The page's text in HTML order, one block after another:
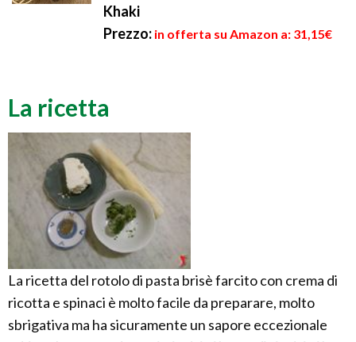
Khaki
Prezzo: in offerta su Amazon a: 31,15€
La ricetta
La ricetta del rotolo di pasta brisè farcito con crema di
ricotta e spinaci è molto facile da preparare, molto
sbrigativa ma ha sicuramente un sapore eccezionale